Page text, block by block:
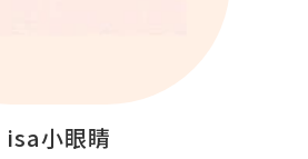
isa小眼睛